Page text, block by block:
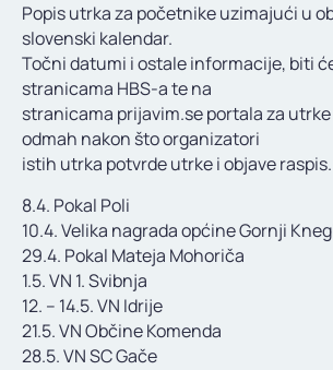
LINKOVI
KONTAKT
Popis utrka za početnike uzimajući u
slovenski kalendar.
Točni datumi i ostale informacije, biti
stranicama HBS-a te na
stranicama prijavim.se portala za
odmah nakon što organizatori
istih utrka potvrde utrke i objave raspis.
8.4. Pokal Poli
10.4. Velika nagrada općine Gornji
29.4. Pokal Mateja Mohoriča
1.5. VN 1. Svibnja
12. – 14.5. VN Idrije
21.5. VN Občine Komenda
28.5. VN SC Gače